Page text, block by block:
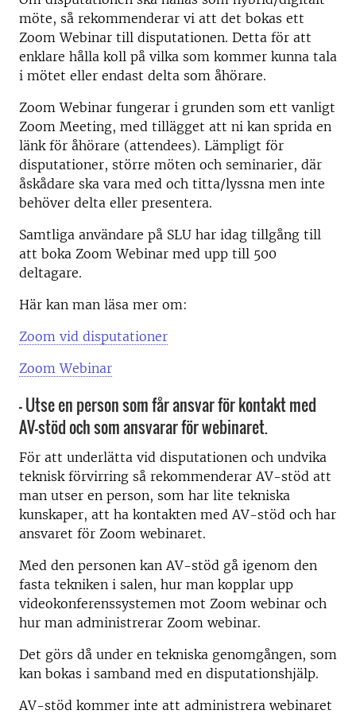
möte, så rekommenderar vi att det bokas ett
Zoom Webinar till disputationen. Detta för att
enklare hålla koll på vilka som kommer kunna tala
i mötet eller endast delta som åhörare.
Zoom Webinar fungerar i grunden som ett vanligt
Zoom Meeting, med tillägget att ni kan sprida en
länk för åhörare (attendees). Lämpligt för
disputationer, större möten och seminarier, där
åskådare ska vara med och titta/lyssna men inte
behöver delta eller presentera.
Samtliga användare på SLU har idag tillgång till
att boka Zoom Webinar med upp till 500
deltagare.
Här kan man läsa mer om:
Zoom vid disputationer
Zoom Webinar
- Utse en person som får ansvar för kontakt med
AV-stöd och som ansvarar för webinaret.
För att underlätta vid disputationen och undvika
teknisk förvirring så rekommenderar AV-stöd att
man utser en person, som har lite tekniska
kunskaper, att ha kontakten med AV-stöd och har
ansvaret för Zoom webinaret.
Med den personen kan AV-stöd gå igenom den
fasta tekniken i salen, hur man kopplar upp
videokonferenssystemen mot Zoom webinar och
hur man administrerar Zoom webinar.
Det görs då under en tekniska genomgången, som
kan bokas i samband med en disputationshjälp.
AV-stöd kommer inte att administrera webinaret